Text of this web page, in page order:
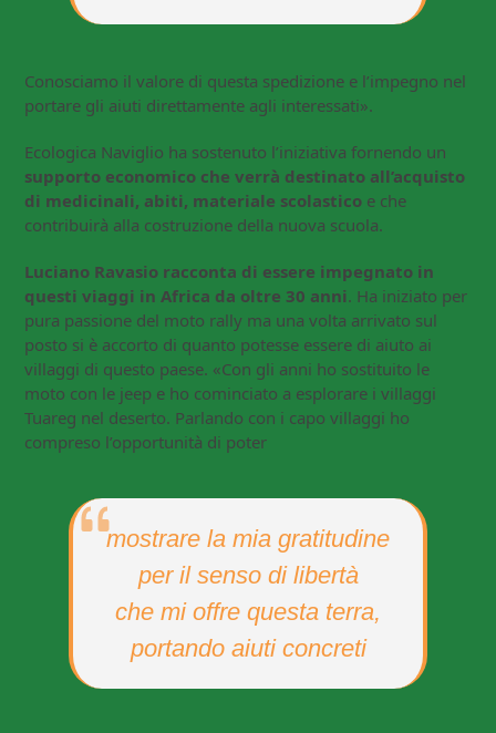
Conosciamo il valore di questa spedizione e l’impegno nel
portare gli aiuti direttamente agli interessati».
Ecologica Naviglio ha sostenuto l’iniziativa fornendo un
supporto economico che verrà destinato all’acquisto
di medicinali, abiti, materiale scolastico e che
contribuirà alla costruzione della nuova scuola.
Luciano Ravasio racconta di essere impegnato in
questi viaggi in Africa da oltre 30 anni. Ha iniziato per
pura passione del moto rally ma una volta arrivato sul
posto si è accorto di quanto potesse essere di aiuto ai
villaggi di questo paese. «Con gli anni ho sostituito le
moto con le jeep e ho cominciato a esplorare i villaggi
Tuareg nel deserto. Parlando con i capo villaggi ho
compreso l’opportunità di poter
mostrare la mia gratitudine
per il senso di libertà
che mi offre questa terra,
portando aiuti concreti